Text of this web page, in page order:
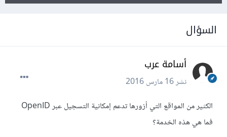
السؤال
أسامة عرب
نشر16 مارس 2016
الكثير من المواقع التي أزورها تدعم إمكانية التسجيل عبر OpenID
فما هي هذه الخدمة؟